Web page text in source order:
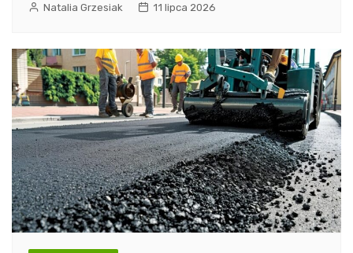
Natalia Grzesiak 11 lipca 2026